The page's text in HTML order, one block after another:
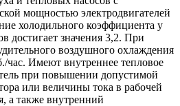
мощностью электродвигателей
холодильного коэффициента у
достигает значения 3,2. При
воздушного охлаждения
час. Имеют внутреннее тепловое
при повышении допустимой
или величины тока в рабочей
а также внутренний